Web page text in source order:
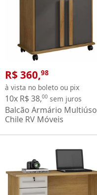
R$ 360,98
à vista no boleto ou pix
10x R$ 38,00 sem juros
Balcão Armário Multiúso
Chile RV Móveis